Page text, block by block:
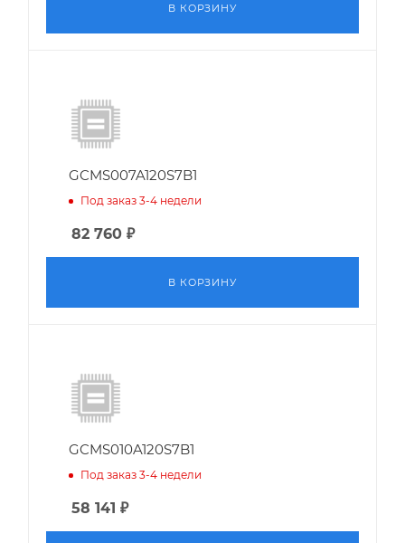
В КОРЗИНУ
GCMS007A120S7B1
Под заказ 3-4 недели
82 760 ₽
В КОРЗИНУ
GCMS010A120S7B1
Под заказ 3-4 недели
58 141 ₽